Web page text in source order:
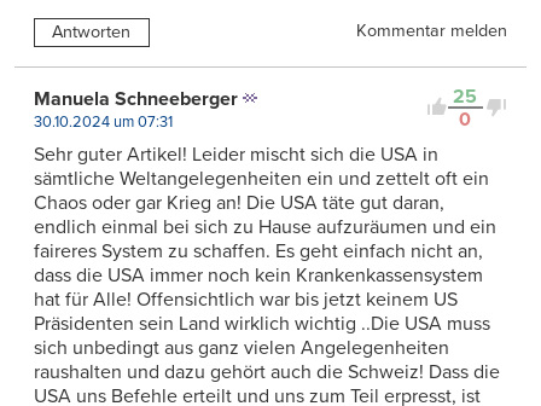
Antworten Kommentar melden
25
0
Manuela Schneeberger
30.10.2024 um 07:31
Sehr guter Artikel! Leider mischt sich die USA in
sämtliche Weltangelegenheiten ein und zettelt oft ein
Chaos oder gar Krieg an! Die USA täte gut daran,
endlich einmal bei sich zu Hause aufzuräumen und ein
faireres System zu schaffen. Es geht einfach nicht an,
dass die USA immer noch kein Krankenkassensystem
hat für Alle! Offensichtlich war bis jetzt keinem US
Präsidenten sein Land wirklich wichtig ..Die USA muss
sich unbedingt aus ganz vielen Angelegenheiten
raushalten und dazu gehört auch die Schweiz! Dass die
USA uns Befehle erteilt und uns zum Teil erpresst, ist